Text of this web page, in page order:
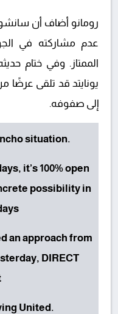
رومانو أضاف أن سانشو
عدم مشاركته في
الممتاز. وفي ختام
يونايتد قد تلقى عرضًا
إلى صفوفه.
situation.
it’s 100% open
possibility in
an approach from
DIRECT
United.